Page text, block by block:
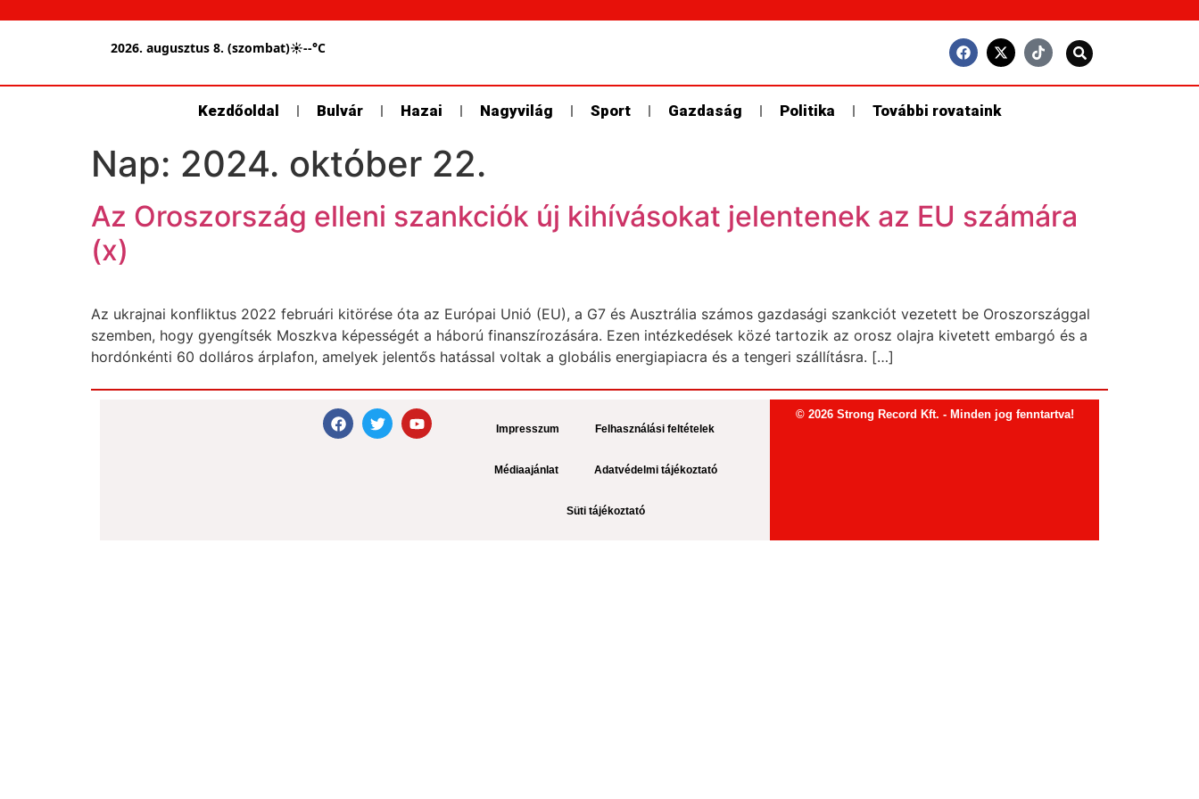
2026. augusztus 8. (szombat)☀--°C
Kezdőoldal Bulvár Hazai Nagyvilág Sport Gazdaság Politika További rovataink
Nap: 2024. október 22.
Az Oroszország elleni szankciók új kihívásokat jelentenek az EU számára
(x)
Az ukrajnai konfliktus 2022 februári kitörése óta az Európai Unió (EU), a G7 és Ausztrália számos gazdasági szankciót vezetett be Oroszországgal
szemben, hogy gyengítsék Moszkva képességét a háború finanszírozására. Ezen intézkedések közé tartozik az orosz olajra kivetett embargó és a
hordónkénti 60 dolláros árplafon, amelyek jelentős hatással voltak a globális energiapiacra és a tengeri szállításra. […]
Impresszum Felhasználási feltételek
Médiaajánlat Adatvédelmi tájékoztató
Süti tájékoztató
© 2026 Strong Record Kft. - Minden jog fenntartva!